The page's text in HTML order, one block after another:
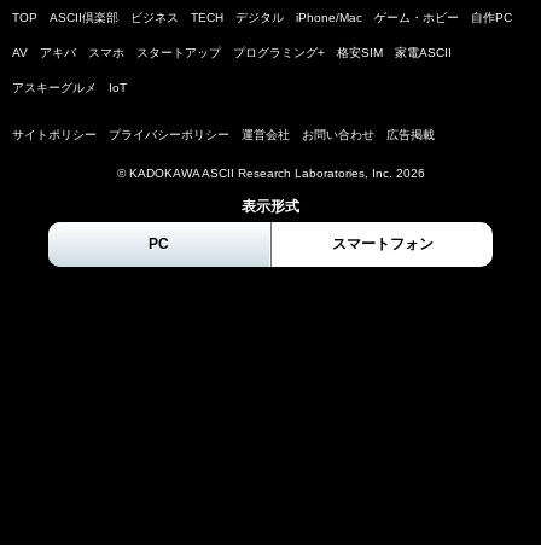
TOP ASCII倶楽部 ビジネス TECH デジタル iPhone/Mac ゲーム・ホビー 自作PC
AV アキバ スマホ スタートアップ プログラミング+ 格安SIM 家電ASCII
アスキーグルメ IoT
サイトポリシー プライバシーポリシー 運営会社 お問い合わせ 広告掲載
© KADOKAWA ASCII Research Laboratories, Inc. 2026
表示形式
PC スマートフォン